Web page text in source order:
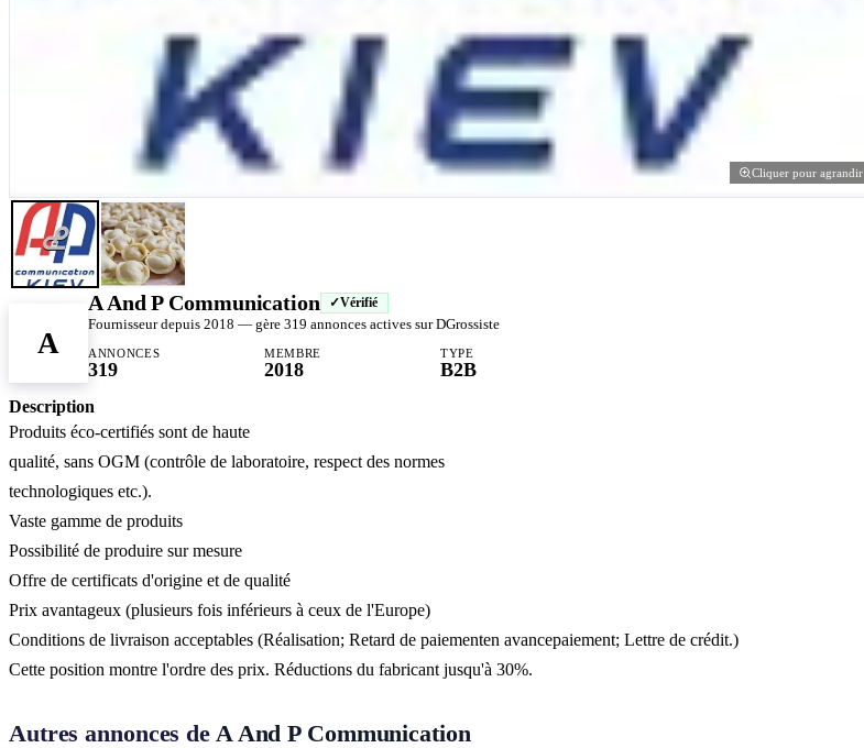
Cliquer pour agrandir
A
A And P Communication Vérifié
Fournisseur depuis 2018 — gère 319 annonces actives sur DGrossiste
ANNONCES
319
MEMBRE
2018
TYPE
B2B
Description
Produits éco-certifiés sont de haute
qualité, sans OGM (contrôle de laboratoire, respect des normes
technologiques etc.).
Vaste gamme de produits
Possibilité de produire sur mesure
Offre de certificats d'origine et de qualité
Prix avantageux (plusieurs fois inférieurs à ceux de l'Europe)
Conditions de livraison acceptables (Réalisation; Retard de paiementen avancepaiement; Lettre de crédit.)
Cette position montre l'ordre des prix. Réductions du fabricant jusqu'à 30%.
Autres annonces de A And P Communication